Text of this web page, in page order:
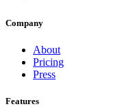
Company
About
Pricing
Press
Features